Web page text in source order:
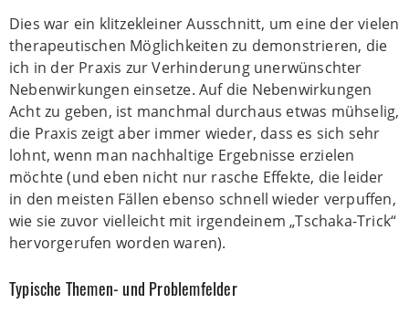
Dies war ein klitzekleiner Ausschnitt, um eine der vielen
therapeutischen Möglichkeiten zu demonstrieren, die
ich in der Praxis zur Verhinderung unerwünschter
Nebenwirkungen einsetze. Auf die Nebenwirkungen
Acht zu geben, ist manchmal durchaus etwas mühselig,
die Praxis zeigt aber immer wieder, dass es sich sehr
lohnt, wenn man nachhaltige Ergebnisse erzielen
möchte (und eben nicht nur rasche Effekte, die leider
in den meisten Fällen ebenso schnell wieder verpuffen,
wie sie zuvor vielleicht mit irgendeinem „Tschaka-Trick“
hervorgerufen worden waren).
Typische Themen- und Problemfelder